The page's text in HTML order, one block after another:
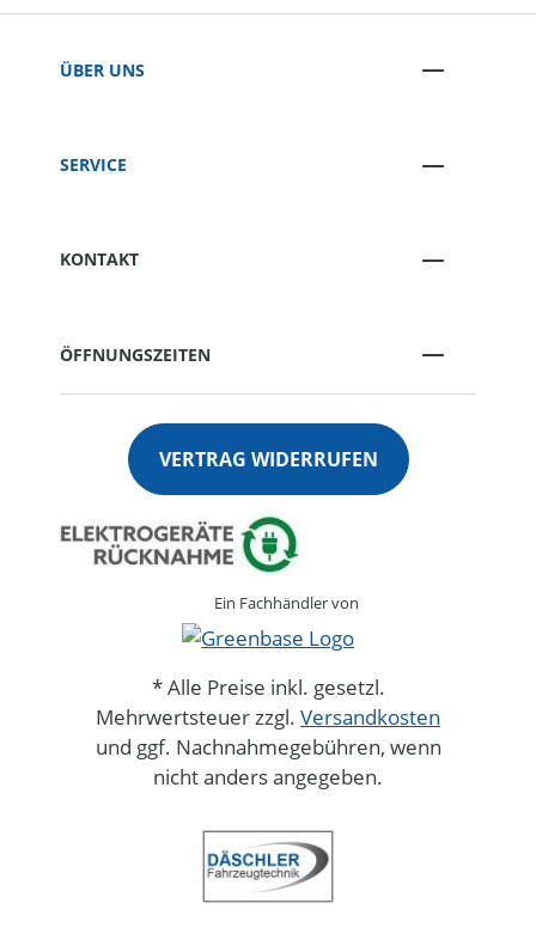
ÜBER UNS
SERVICE
KONTAKT
ÖFFNUNGSZEITEN
VERTRAG WIDERRUFEN
Ein Fachhändler von
* Alle Preise inkl. gesetzl.
Mehrwertsteuer zzgl. Versandkosten
und ggf. Nachnahmegebühren, wenn
nicht anders angegeben.